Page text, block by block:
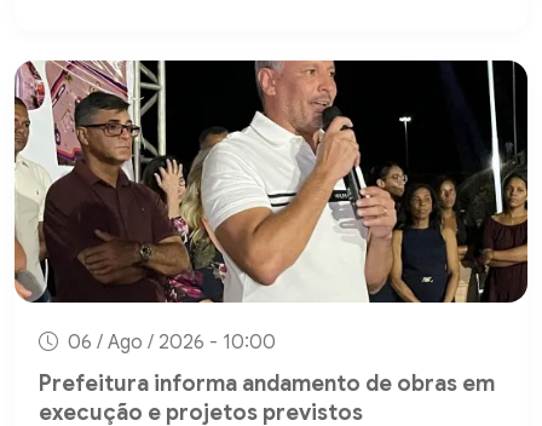
06 / Ago / 2026 - 10:00
Prefeitura informa andamento de obras em
execução e projetos previstos